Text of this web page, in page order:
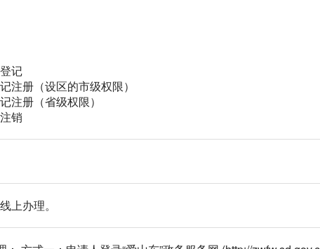
记
注册（设区的市级权限）
注册（省级权限）
销
上办理。